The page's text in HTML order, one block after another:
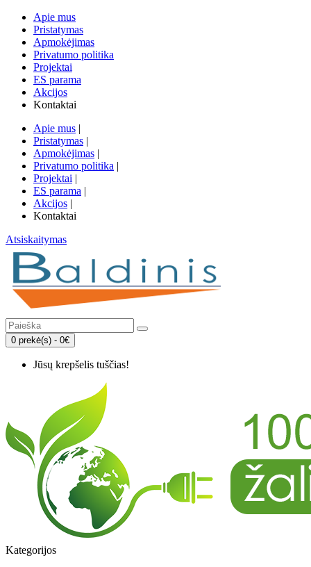
Apie mus
Pristatymas
Apmokėjimas
Privatumo politika
Projektai
ES parama
Akcijos
Kontaktai
Apie mus |
Pristatymas |
Apmokėjimas |
Privatumo politika |
Projektai |
ES parama |
Akcijos |
Kontaktai
Atsiskaitymas
0 prekė(s) - 0€
Jūsų krepšelis tuščias!
Kategorijos